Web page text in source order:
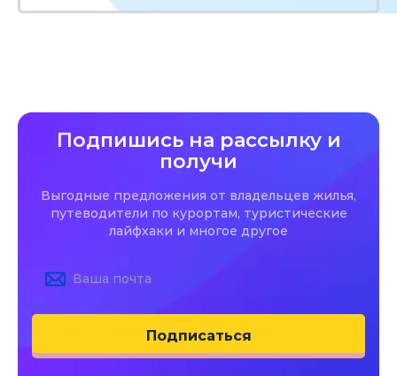
Подпишись на рассылку и
получи
Выгодные предложения от владельцев жилья,
путеводители по курортам, туристические
лайфхаки и многое другое
Подписаться